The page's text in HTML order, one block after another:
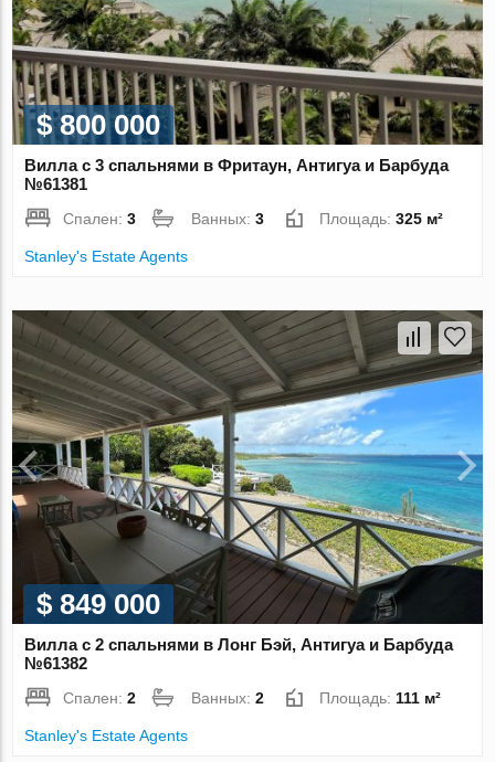
$ 800 000
Вилла с 3 спальнями в Фритаун, Антигуа и Барбуда
№61381
Спален:3 Ванных:3 Площадь:325 м²
Stanley's Estate Agents
$ 849 000
Вилла с 2 спальнями в Лонг Бэй, Антигуа и Барбуда
№61382
Спален:2 Ванных:2 Площадь: 111 м²
Stanley's Estate Agents